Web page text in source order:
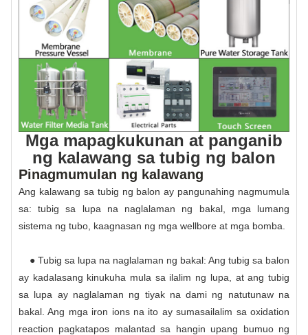
Mga mapagkukunan at panganib
ng kalawang sa tubig ng balon
Pinagmumulan ng kalawang
Ang kalawang sa tubig ng balon ay pangunahing nagmumula
sa: tubig sa lupa na naglalaman ng bakal, mga lumang
sistema ng tubo, kaagnasan ng mga wellbore at mga bomba.
● Tubig sa lupa na naglalaman ng bakal: Ang tubig sa balon
ay kadalasang kinukuha mula sa ilalim ng lupa, at ang tubig
sa lupa ay naglalaman ng tiyak na dami ng natutunaw na
bakal. Ang mga iron ions na ito ay sumasailalim sa oxidation
reaction pagkatapos malantad sa hangin upang bumuo ng